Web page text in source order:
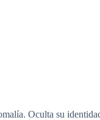
Oculta su